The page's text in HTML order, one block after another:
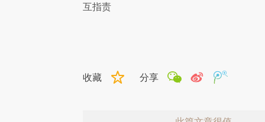
互指责
收藏 分享